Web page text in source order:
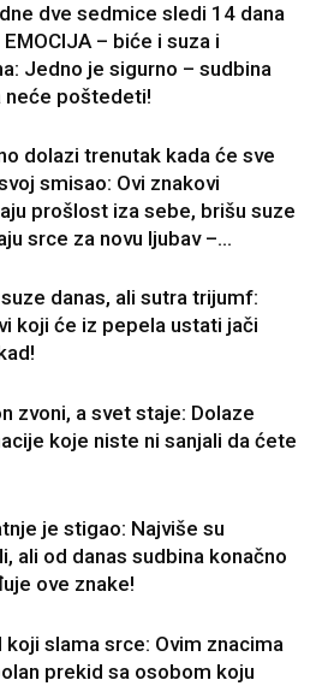
dve sedmice sledi 14 dana
EMOCIJA – biće i suza i
Jedno je sigurno – sudbina
neće poštedeti!
dolazi trenutak kada će sve
smisao: Ovi znakovi
prošlost iza sebe, brišu suze
srce za novu ljubav –...
danas, ali sutra trijumf:
koji će iz pepela ustati jači
zvoni, a svet staje: Dolaze
koje niste ni sanjali da ćete
je stigao: Najviše su
ali od danas sudbina konačno
ove znake!
koji slama srce: Ovim znacima
prekid sa osobom koju